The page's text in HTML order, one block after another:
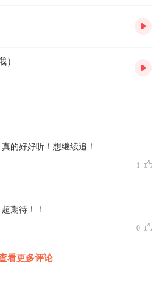
）
的好好听！想继续追！
1
期待！！
0
看更多评论